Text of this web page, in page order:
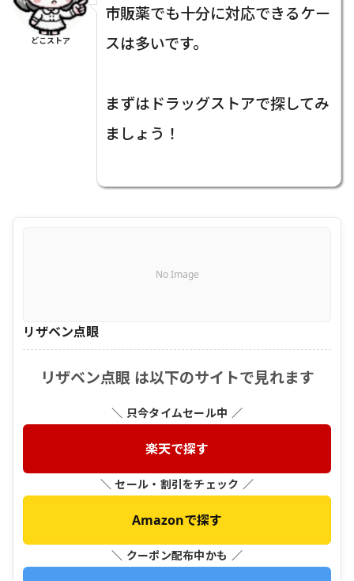
どこストア
市販薬でも十分に対応できるケー
スは多いです。
まずはドラッグストアで探してみ
ましょう！
No Image
リザベン点眼
リザベン点眼 は以下のサイトで見れます
＼ 只今タイムセール中 ／
楽天で探す
＼ セール・割引をチェック ／
Amazonで探す
＼ クーポン配布中かも ／